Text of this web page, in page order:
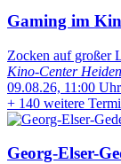
Gaming im
Zocken auf großer
Kino-Center
09.08.26, 11:00 Uhr
+ 140 weitere
Georg-Elser-